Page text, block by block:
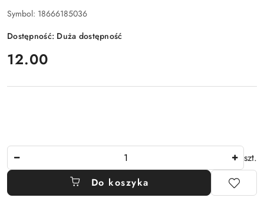
Symbol: 18666185036
Dostępność: Duża dostępność
cena:
12.00
szt.
Do koszyka